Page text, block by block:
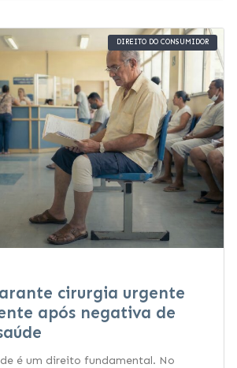
DIREITO DO CONSUMIDOR
cirurgia urgente
após negativa de
é um direito fundamental. No